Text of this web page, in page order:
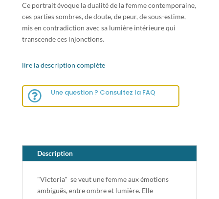
Ce portrait évoque la dualité de la femme contemporaine,
ces parties sombres, de doute, de peur, de sous-estime,
mis en contradiction avec sa lumière intérieure qui
transcende ces injonctions.
lire la description complète
 Une question ? Consultez la FAQ
Description
"Victoria" se veut une femme aux émotions
ambiguës, entre ombre et lumière. Elle